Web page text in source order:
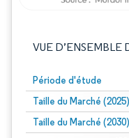
VUE D’ENSEMBLE
Période d'étude
Taille du Marché (2025)
Taille du Marché (2030)